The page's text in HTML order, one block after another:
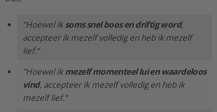
”Hoewel iksoms snel boos en driftig word,
accepteer ik mezelf volledig en heb ik mezelf
lief.”
”Hoewel ikmezelf momenteel lui en waardeloos
vind, accepteer ik mezelf volledig en heb ik
mezelf lief.”